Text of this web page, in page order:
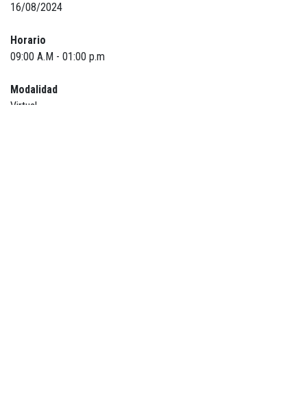
16/08/2024
Horario
09:00 A.M - 01:00 p.m
Modalidad
Virtual